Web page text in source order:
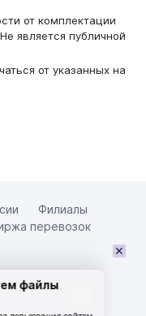
файлы
от комплектации
является публичной
от указанных на
Филиалы
перевозок
×